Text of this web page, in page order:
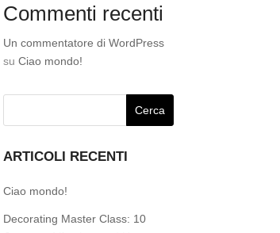
Commenti recenti
Un commentatore di WordPress
su Ciao mondo!
ARTICOLI RECENTI
Ciao mondo!
Decorating Master Class: 10